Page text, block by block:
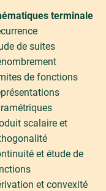
terminale
de suites
de fonctions
scalaire et
et étude de
et convexité